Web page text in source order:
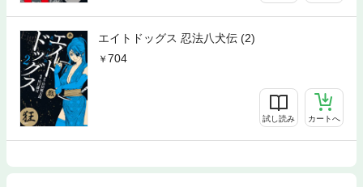
エイトドッグス 忍法八犬伝 (2)
704
試し読み カートへ